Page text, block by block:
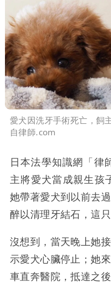
愛犬因洗牙手術死亡，飼
自律師.com
日本法學知識網「律
主將愛犬當成親生孩
她帶著愛犬到以前去
醉以清理牙結石，這
沒想到，當天晚上她
示愛犬心臟停止；她
車直奔醫院，抵達之